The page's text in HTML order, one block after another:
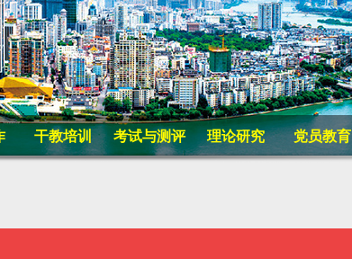
干教培训 考试与测评 理论研究 党员教育